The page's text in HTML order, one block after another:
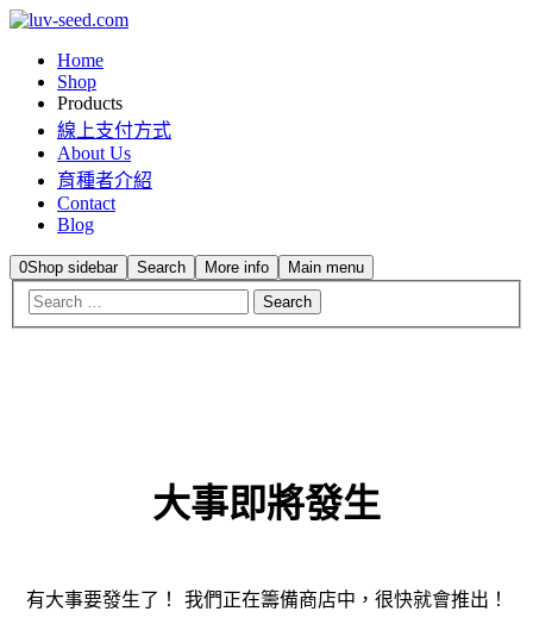
Home
Shop
Products
線上支付方式
About Us
育種者介紹
Contact
Blog
0Shop sidebar Search More info Main menu
大事即將發生
有大事要發生了！ 我們正在籌備商店中，很快就會推出！